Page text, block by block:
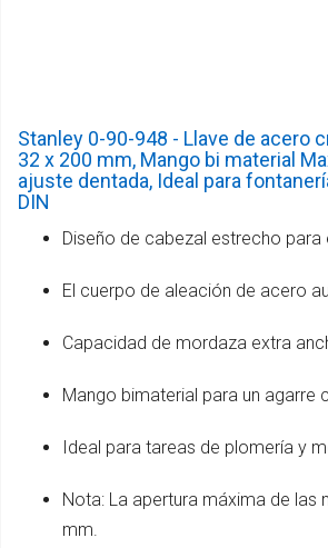
Stanley 0-90-948 - Llave de acero
32 x 200 mm, Mango bi material
ajuste dentada, Ideal para
DIN
Diseño de cabezal estrecho
El cuerpo de aleación de acero
Capacidad de mordaza extra
Mango bimaterial para un agarre
Ideal para tareas de plomería y
Nota: La apertura máxima de las
mm.